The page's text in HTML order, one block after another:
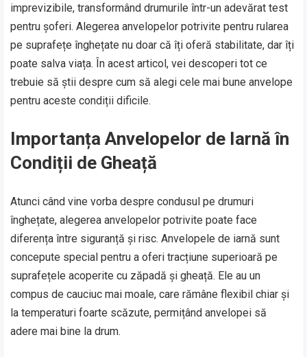
imprevizibile, transformând drumurile într-un adevărat test
pentru șoferi. Alegerea anvelopelor potrivite pentru rularea
pe suprafețe înghețate nu doar că îți oferă stabilitate, dar îți
poate salva viața. În acest articol, vei descoperi tot ce
trebuie să știi despre cum să alegi cele mai bune anvelope
pentru aceste condiții dificile.
Importanța Anvelopelor de Iarnă în
Condiții de Gheață
Atunci când vine vorba despre condusul pe drumuri
înghețate, alegerea anvelopelor potrivite poate face
diferența între siguranță și risc. Anvelopele de iarnă sunt
concepute special pentru a oferi tracțiune superioară pe
suprafețele acoperite cu zăpadă și gheață. Ele au un
compus de cauciuc mai moale, care rămâne flexibil chiar și
la temperaturi foarte scăzute, permițând anvelopei să
adere mai bine la drum.